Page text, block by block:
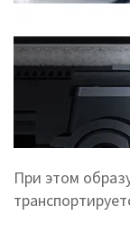
При этом